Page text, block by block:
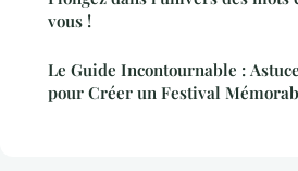
vous !
Le Guide Incontournable :
pour Créer un Festival